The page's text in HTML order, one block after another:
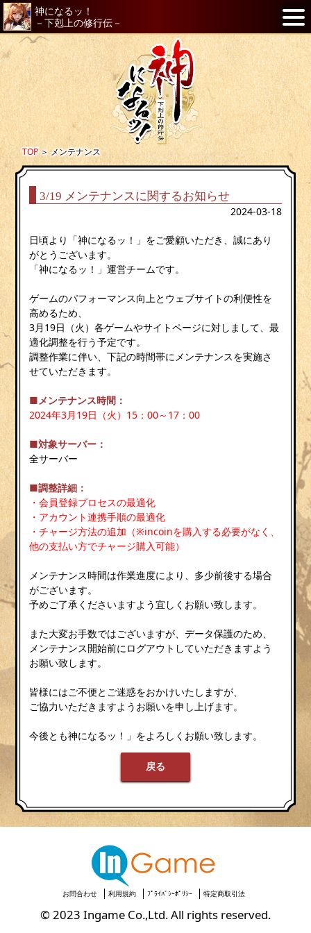
神になるッ！
－下剋上の修行伝－
TOP＞メンテナンス
3/19 メンテナンスに関するお知らせ
2024-03-18
日頃より「神になるッ！」をご愛顧いただき、誠にあり
がとうございます。
「神になるッ！」運営チームです。
ゲームのパフォーマンス向上とウェブサイトの利便性を
高めるため、
3月19日（火）各ゲームやサイトページに対しまして、最
適化調整を行う予定です。
調整作業に伴い、下記の時間帯にメンテナンスを実施さ
せていただきます。
■メンテナンス時間：
2024年3月19日（火）15：00～17：00
■対象サーバー：
全サーバー
■調整詳細：
・会員登録プロセスの最適化
・アカウント連携手順の最適化
・チャージ方法の追加（※incoinを購入する必要がなく、
他の支払い方でチャージ購入可能）
メンテナンス時間は作業進度により、多少前後する場合
がございます。
予めご了承くださいますよう宜しくお願い致します。
また大変お手数ではございますが、データ保護のため、
メンテナンス開始前にログアウトしていただきますよう
お願い致します。
皆様にはご不便とご迷惑をおかけいたしますが、
ご協力いただきますようお願いを申し上げます。
今後とも神になるッ！」をよろしくお願い致します。
戻る
お問合わせ 利用規約 ﾌﾟﾗｲﾊﾞｼｰﾎﾟﾘｼｰ 特定商取引法
© 2023 Ingame Co.,Ltd. All rights reserved.